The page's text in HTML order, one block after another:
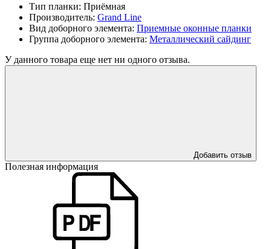
Тип планки: Приёмная
Производитель: Grand Line
Вид доборного элемента: Приемные оконные планки
Группа доборного элемента: Металлический сайдинг
У данного товара еще нет ни одного отзыва.
Добавить отзыв
Полезная информация